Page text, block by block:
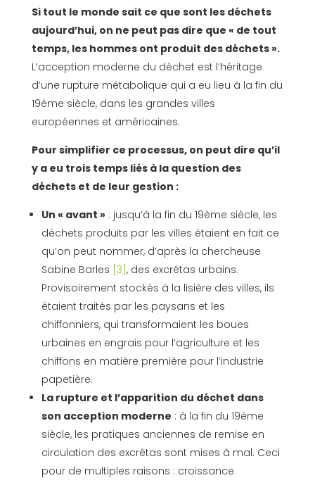
Si tout le monde sait ce que sont les déchets
aujourd’hui, on ne peut pas dire que « de tout
temps, les hommes ont produit des déchets ».
L’acception moderne du déchet est l’héritage
d’une rupture métabolique qui a eu lieu à la fin du
19ème siècle, dans les grandes villes
européennes et américaines.
Pour simplifier ce processus, on peut dire qu’il
y a eu trois temps liés à la question des
déchets et de leur gestion :
Un « avant »: jusqu’à la fin du 19ème siècle, les
déchets produits par les villes étaient en fait ce
qu’on peut nommer, d’après la chercheuse
Sabine Barles [3] , des excrétas urbains.
Provisoirement stockés à la lisière des villes, ils
étaient traités par les paysans et les
chiffonniers, qui transformaient les boues
urbaines en engrais pour l’agriculture et les
chiffons en matière première pour l’industrie
papetière.
La rupture et l’apparition du déchet dans
son acception moderne : à la fin du 19ème
siècle, les pratiques anciennes de remise en
circulation des excrétas sont mises à mal. Ceci
pour de multiples raisons : croissance